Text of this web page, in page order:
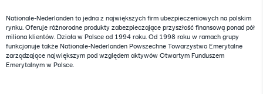
Nationale-Nederlanden to jedna z największych firm ubezpieczeniowych na polskim
rynku. Oferuje różnorodne produkty zabezpieczające przyszłość finansową ponad pół
miliona klientów. Działa w Polsce od 1994 roku. Od 1998 roku w ramach grupy
funkcjonuje także Nationale-Nederlanden Powszechne Towarzystwo Emerytalne
zarządzające największym pod względem aktywów Otwartym Funduszem
Emerytalnym w Polsce.